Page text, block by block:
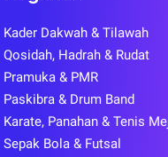
Kader Dakwah & Tilawah
Qosidah, Hadrah & Rudat
Pramuka & PMR
Paskibra & Drum Band
Karate, Panahan & Tenis
Sepak Bola & Futsal